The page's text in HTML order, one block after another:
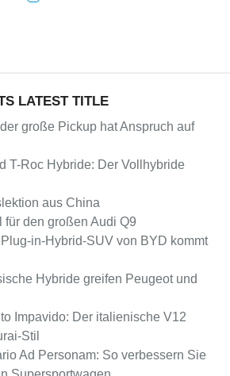
LATEST TITLE
große Pickup hat Anspruch auf
T-Roc Hybride: Der Vollhybride
aus China
für den großen Audi Q9
in-Hybrid-SUV von BYD kommt
Hybride greifen Peugeot und
Impavido: Der italienische V12
Stil
Ad Personam: So verbessern Sie